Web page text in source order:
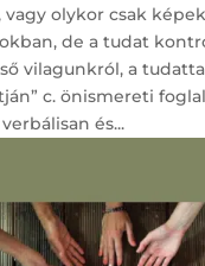
olykor csak
de a tudat
vilagunkról, a
c. önismereti
és...